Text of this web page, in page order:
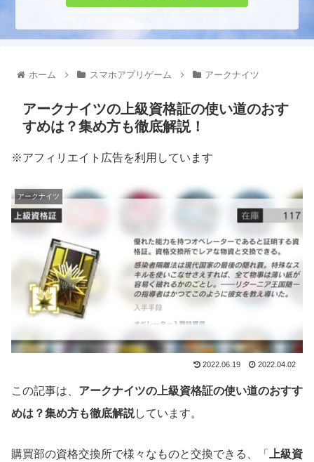
ホーム スマホアプリゲーム アークナイツ
アークナイツの上級資格証の使い道のおす
すめは？集め方も徹底解説！
※アフィリエイト広告を利用しています
アークナイツ
2022.06.19 2022.04.02
この記事は、 アークナイツの上級資格証の使い道のおすす
めは？集め方も徹底解説しています。
購買部の資格交換所で様々なものと交換できる、「
上級資